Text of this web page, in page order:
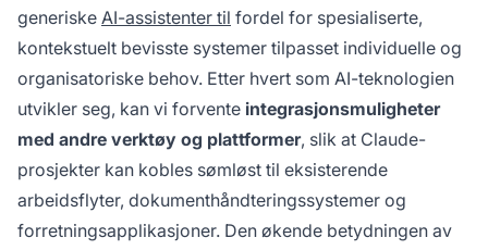
generiske AI-assistenter til fordel for spesialiserte,
kontekstuelt bevisste systemer tilpasset individuelle og
organisatoriske behov. Etter hvert som AI-teknologien
utvikler seg, kan vi forvente integrasjonsmuligheter
med andre verktøy og plattformer, slik at Claude-
prosjekter kan kobles sømløst til eksisterende
arbeidsflyter, dokumenthåndteringssystemer og
forretningsapplikasjoner. Den økende betydningen av